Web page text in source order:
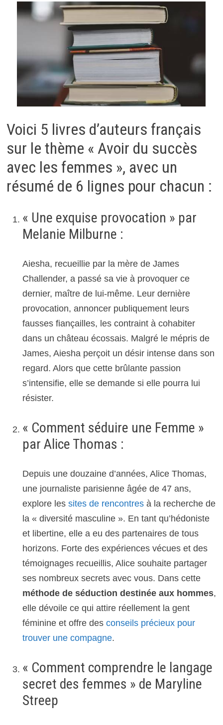
Voici 5 livres d’auteurs français
sur le thème « Avoir du succès
avec les femmes », avec un
résumé de 6 lignes pour chacun :
« Une exquise provocation » par
Melanie Milburne :
Aiesha, recueillie par la mère de James
Challender, a passé sa vie à provoquer ce
dernier, maître de lui-même. Leur dernière
provocation, annoncer publiquement leurs
fausses fiançailles, les contraint à cohabiter
dans un château écossais. Malgré le mépris de
James, Aiesha perçoit un désir intense dans son
regard. Alors que cette brûlante passion
s’intensifie, elle se demande si elle pourra lui
résister.
« Comment séduire une Femme »
par Alice Thomas :
Depuis une douzaine d’années, Alice Thomas,
une journaliste parisienne âgée de 47 ans,
explore les sites de rencontresà la recherche de
la « diversité masculine ». En tant qu’hédoniste
et libertine, elle a eu des partenaires de tous
horizons. Forte des expériences vécues et des
témoignages recueillis, Alice souhaite partager
ses nombreux secrets avec vous. Dans cette
méthode de séduction destinée aux hommes,
elle dévoile ce qui attire réellement la gent
féminine et offre des conseils précieux pour
trouver une compagne.
« Comment comprendre le langage
secret des femmes » de Maryline
Streep